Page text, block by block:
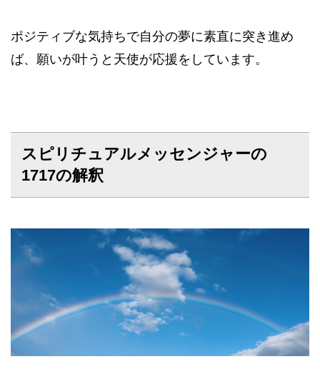
ポジティブな気持ちで自分の夢に素直に突き進め
ば、願いが叶うと天使が応援をしています。
スピリチュアルメッセンジャーの
1717の解釈